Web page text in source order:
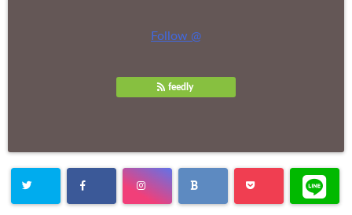
Follow @
feedly